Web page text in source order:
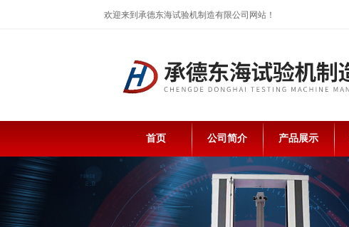
欢迎来到承德东海试验机制造有限公司网站！
首页 公司简介 产品展示